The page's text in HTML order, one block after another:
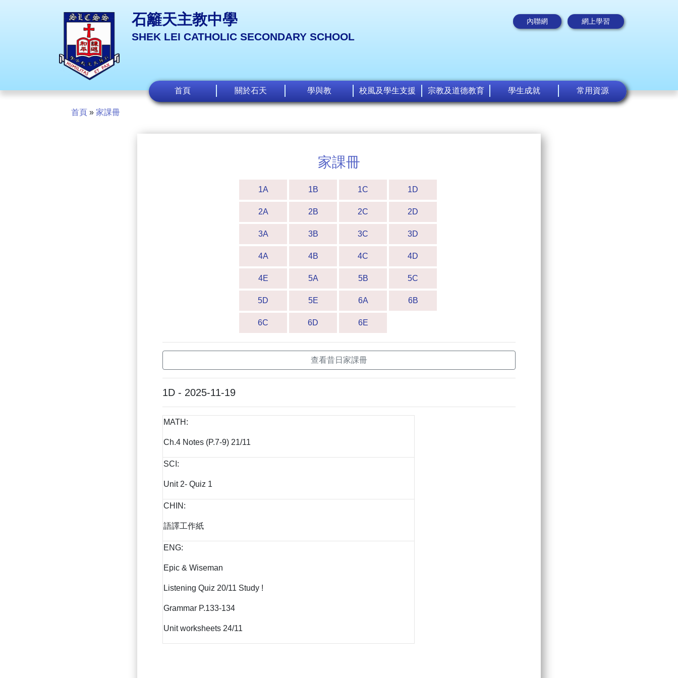
石籬天主教中學
SHEK LEI CATHOLIC SECONDARY SCHOOL
內聯網 網上學習
首頁 關於石天 學與教 校風及學生支援 宗教及道德教育 學生成就 常用資源
首頁 » 家課冊
家課冊
1A 1B 1C 1D
2A 2B 2C 2D
3A 3B 3C 3D
4A 4B 4C 4D
4E 5A 5B 5C
5D 5E 6A 6B
6C 6D 6E
查看昔日家課冊
1D - 2025-11-19
MATH:
Ch.4 Notes (P.7-9) 21/11
SCI:
Unit 2- Quiz 1
CHIN:
語譯工作紙
ENG:
Epic & Wiseman
Listening Quiz 20/11 Study !
Grammar P.133-134
Unit worksheets 24/11